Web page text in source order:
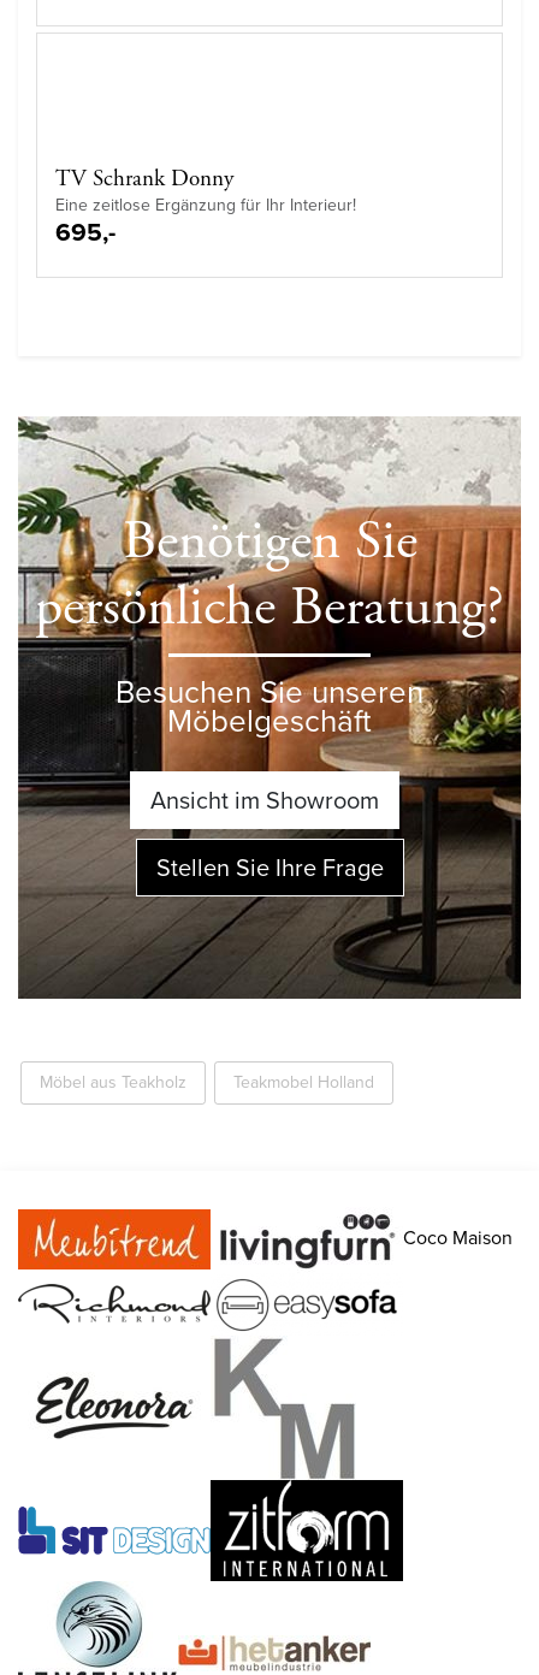
TV Schrank Donny
Eine zeitlose Ergänzung für Ihr Interieur!
695,-
Benötigen Sie
persönliche Beratung?
Besuchen Sie unseren
Möbelgeschäft
Ansicht im Showroom
Stellen Sie Ihre Frage
Möbel aus Teakholz Teakmobel Holland
Coco Maison